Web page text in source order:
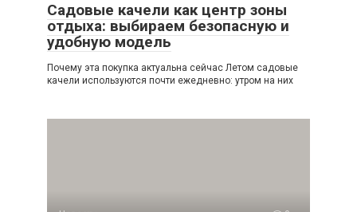
Садовые качели как центр зоны
отдыха: выбираем безопасную и
удобную модель
Почему эта покупка актуальна сейчас Летом садовые
качели используются почти ежедневно: утром на них